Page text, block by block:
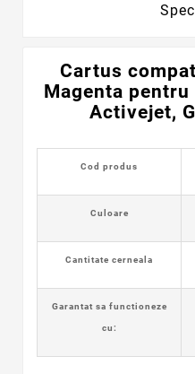
Cartus
Magenta
Activejet,
Cod produs
Culoare
Cantitate cerneala
Garantat sa functioneze
cu: